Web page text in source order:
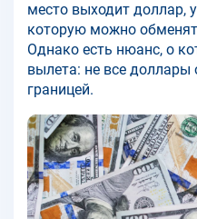
место выходит доллар,
которую можно
Однако есть нюанс, о
вылета: не все
границей.